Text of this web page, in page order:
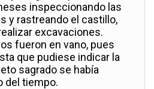
inspeccionando las
y rastreando el castillo,
excavaciones.
fueron en vano, pues
que pudiese indicar la
sagrado se había
del tiempo.